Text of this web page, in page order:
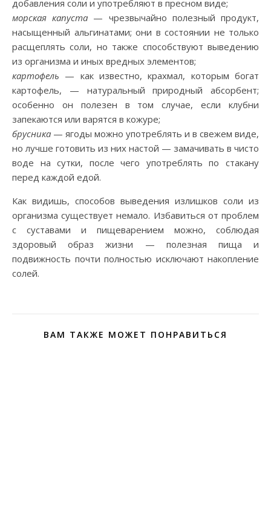
добавления соли и употребляют в пресном виде;
морская капуста — чрезвычайно полезный продукт,
насыщенный альгинатами; они в состоянии не только
расщеплять соли, но также способствуют выведению
из организма и иных вредных элементов;
картофель — как известно, крахмал, которым богат
картофель, — натуральный природный абсорбент;
особенно он полезен в том случае, если клубни
запекаются или варятся в кожуре;
брусника — ягоды можно употреблять и в свежем виде,
но лучше готовить из них настой — замачивать в чисто
воде на сутки, после чего употреблять по стакану
перед каждой едой.
Как видишь, способов выведения излишков соли из
организма существует немало. Избавиться от проблем
с суставами и пищеварением можно, соблюдая
здоровый образ жизни — полезная пища и
подвижность почти полностью исключают накопление
солей.
ВАМ ТАКЖЕ МОЖЕТ ПОНРАВИТЬСЯ